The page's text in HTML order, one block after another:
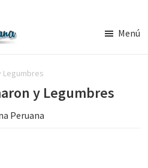
Menú
Legumbres
y Legumbres
Peruana